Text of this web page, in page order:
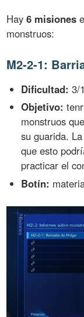
Hay6 misiones
monstruos:
M2-2-1:
Dificultad: 3/
Objetivo:
monstruos
su guarida.
que esto
practicar el
Botín: